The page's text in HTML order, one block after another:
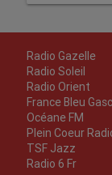
Radio Gazelle
Radio Soleil
Radio Orient
France Bleu
Océane FM
Plein Coeur
TSF Jazz
Radio 6 Fr